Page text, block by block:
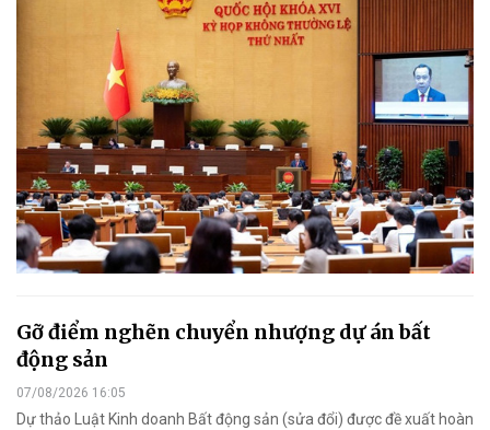
Gỡ điểm nghẽn chuyển nhượng dự án bất
động sản
07/08/2026 16:05
Dự thảo Luật Kinh doanh Bất động sản (sửa đổi) được đề xuất hoàn